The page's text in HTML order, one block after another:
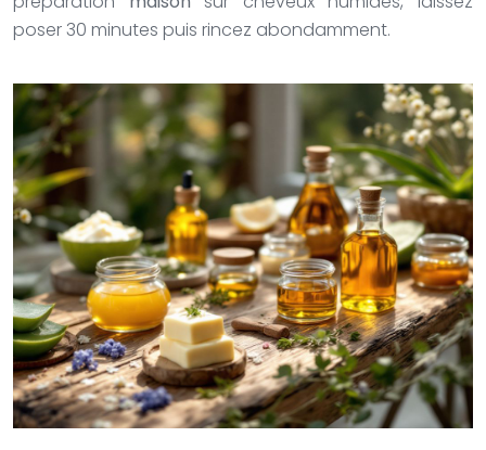
poser 30 minutes puis rincez abondamment.